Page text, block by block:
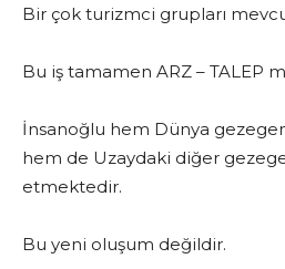
Bir çok turizmci grupları
Bu iş tamamen ARZ – TALEP
İnsanoğlu hem Dünya
hem de Uzaydaki diğer
etmektedir.
Bu yeni oluşum değildir.